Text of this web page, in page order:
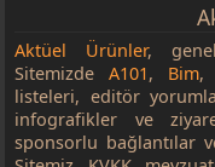
Aktüel Ürünler,
SitemizdeA101, Bim,
listeleri, editör
infografikler ve
sponsorlu bağlantılar